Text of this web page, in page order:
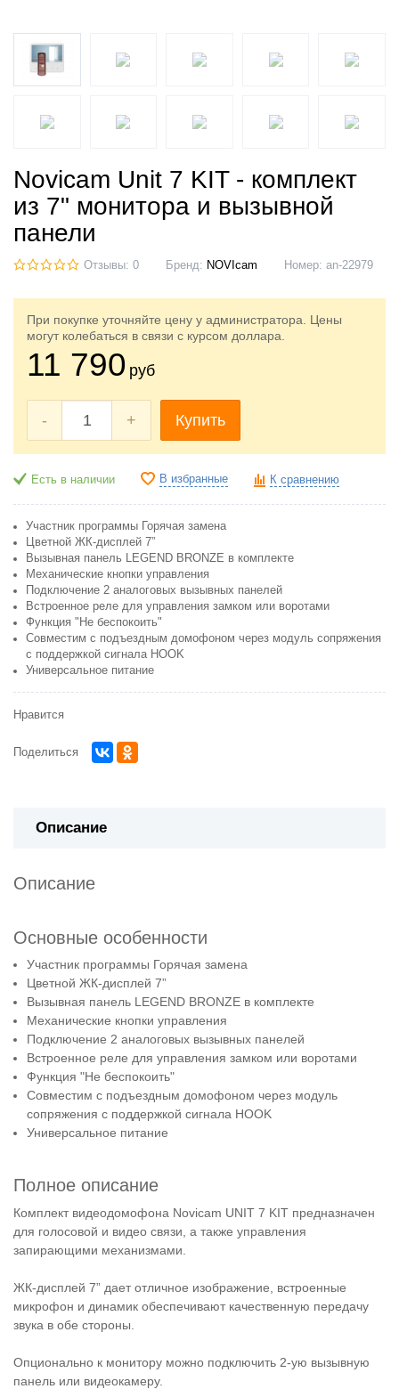
Novicam Unit 7 KIT - комплект
из 7" монитора и вызывной
панели
Отзывы: 0 Бренд: NOVIcam Номер: an-22979
При покупке уточняйте цену у администратора. Цены
могут колебаться в связи с курсом доллара.
11 790 руб
- + Купить
Есть в наличии В избранные К сравнению
Участник программы Горячая замена
Цветной ЖК-дисплей 7”
Вызывная панель LEGEND BRONZE в комплекте
Механические кнопки управления
Подключение 2 аналоговых вызывных панелей
Встроенное реле для управления замком или воротами
Функция "Не беспокоить"
Совместим с подъездным домофоном через модуль сопряжения
c поддержкой сигнала HOOK
Универсальное питание
Нравится
Поделиться
Описание
Описание
Основные особенности
Участник программы Горячая замена
Цветной ЖК-дисплей 7”
Вызывная панель LEGEND BRONZE в комплекте
Механические кнопки управления
Подключение 2 аналоговых вызывных панелей
Встроенное реле для управления замком или воротами
Функция "Не беспокоить"
Совместим с подъездным домофоном через модуль
сопряжения c поддержкой сигнала HOOK
Универсальное питание
Полное описание
Комплект видеодомофона Novicam UNIT 7 KIT предназначен
для голосовой и видео связи, а также управления
запирающими механизмами.
ЖК-дисплей 7” дает отличное изображение, встроенные
микрофон и динамик обеспечивают качественную передачу
звука в обе стороны.
Опционально к монитору можно подключить 2-ую вызывную
панель или видеокамеру.